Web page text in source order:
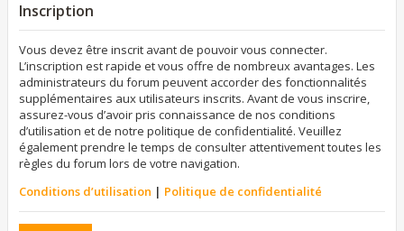
Inscription
Vous devez être inscrit avant de pouvoir vous connecter.
L’inscription est rapide et vous offre de nombreux avantages. Les
administrateurs du forum peuvent accorder des fonctionnalités
supplémentaires aux utilisateurs inscrits. Avant de vous inscrire,
assurez-vous d’avoir pris connaissance de nos conditions
d’utilisation et de notre politique de confidentialité. Veuillez
également prendre le temps de consulter attentivement toutes les
règles du forum lors de votre navigation.
Conditions d’utilisation | Politique de confidentialité